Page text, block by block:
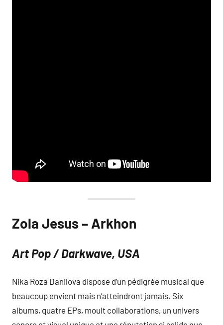
Zola Jesus – Arkhon
Art Pop / Darkwave, USA
Nika Roza Danilova dispose d’un pédigrée musical que
beaucoup envient mais n’atteindront jamais. Six
albums, quatre EPs, moult collaborations, un univers